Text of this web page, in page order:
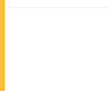
transnational sub-political